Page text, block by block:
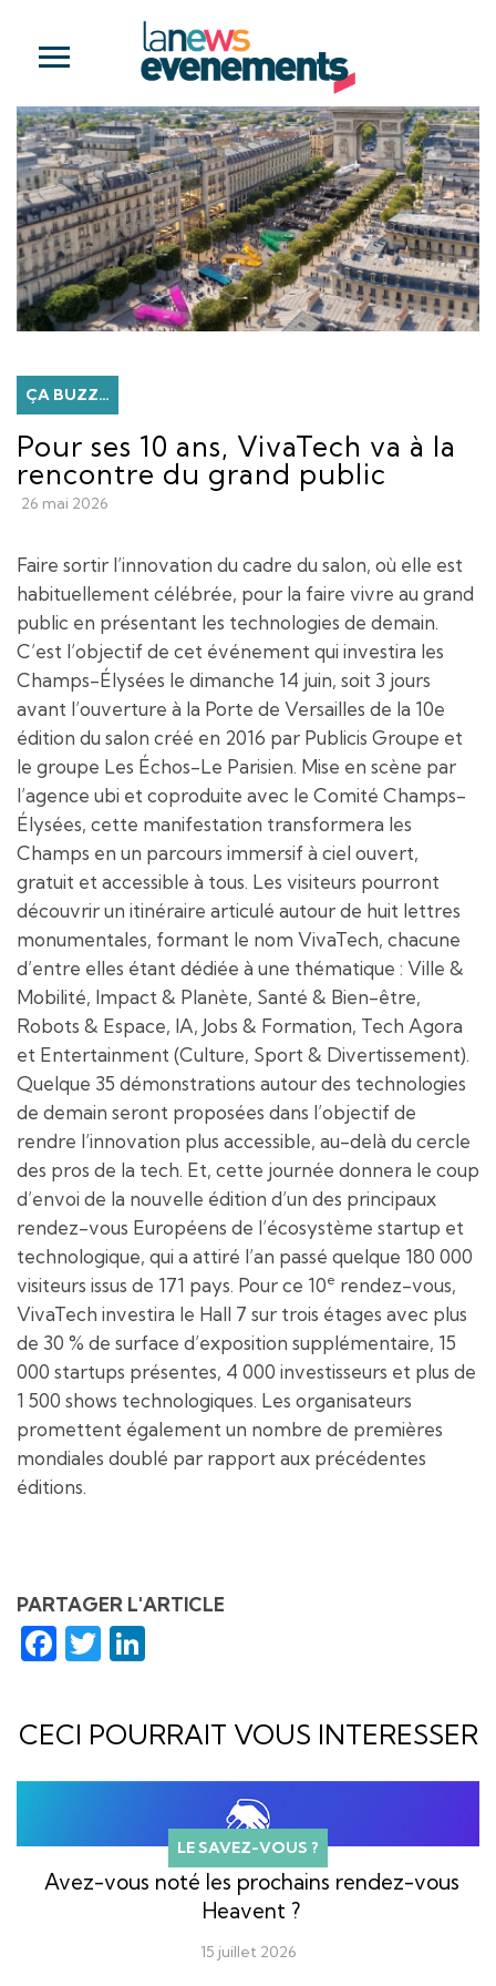
ÇA BUZZ…
Pour ses 10 ans, VivaTech va à la
rencontre du grand public
26 mai 2026
Faire sortir l’innovation du cadre du salon, où elle est
habituellement célébrée, pour la faire vivre au grand
public en présentant les technologies de demain.
C’est l’objectif de cet événement qui investira les
Champs-Élysées le dimanche 14 juin, soit 3 jours
avant l’ouverture à la Porte de Versailles de la 10e
édition du salon créé en 2016 par Publicis Groupe et
le groupe Les Échos-Le Parisien. Mise en scène par
l’agence ubi et coproduite avec le Comité Champs-
Élysées, cette manifestation transformera les
Champs en un parcours immersif à ciel ouvert,
gratuit et accessible à tous. Les visiteurs pourront
découvrir un itinéraire articulé autour de huit lettres
monumentales, formant le nom VivaTech, chacune
d’entre elles étant dédiée à une thématique : Ville &
Mobilité, Impact & Planète, Santé & Bien-être,
Robots & Espace, IA, Jobs & Formation, Tech Agora
et Entertainment (Culture, Sport & Divertissement).
Quelque 35 démonstrations autour des technologies
de demain seront proposées dans l’objectif de
rendre l’innovation plus accessible, au-delà du cercle
des pros de la tech. Et, cette journée donnera le coup
d’envoi de la nouvelle édition d’un des principaux
rendez-vous Européens de l’écosystème startup et
technologique, qui a attiré l’an passé quelque 180 000
visiteurs issus de 171 pays. Pour ce 10e rendez-vous,
VivaTech investira le Hall 7 sur trois étages avec plus
de 30 % de surface d’exposition supplémentaire, 15
000 startups présentes, 4 000 investisseurs et plus de
1 500 shows technologiques. Les organisateurs
promettent également un nombre de premières
mondiales doublé par rapport aux précédentes
éditions.
PARTAGER L'ARTICLE
Facebook
Twitter
CECI POURRAIT VOUS INTERESSER
LE SAVEZ-VOUS ?
Avez-vous noté les prochains rendez-vous
Heavent ?
15 juillet 2026